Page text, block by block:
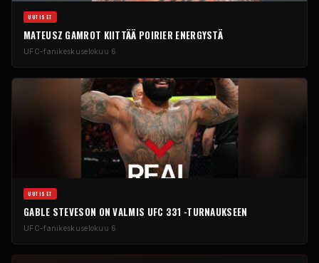
UUTISET
MATEUSZ GAMROT KIITTÄÄ POIRIER ENERGYSTÄ
UFC-fanikeskuselokuu 6
UUTISET
GABLE STEVESON ON VALMIS UFC 331 -TURNAUKSEEN
UFC-fanikeskuselokuu 6